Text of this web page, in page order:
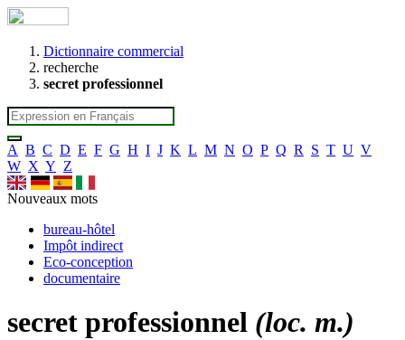
Dictionnaire commercial
recherche
secret professionnel
A B C D E F G H I J K L M N O P Q R S T U V
W X Y Z
Nouveaux mots
bureau-hôtel
Impôt indirect
Eco-conception
documentaire
secret professionnel (loc. m.)